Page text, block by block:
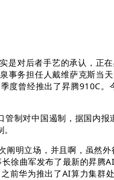
对后者手艺的承认，正
事务担任人戴维萨克斯当
曾经推出了昇腾910C。
制对中国遏制，据国内报
明立场，并且啊，虽然外
徐曲军发布了最新的昇腾
前华为推出了AI算力集群